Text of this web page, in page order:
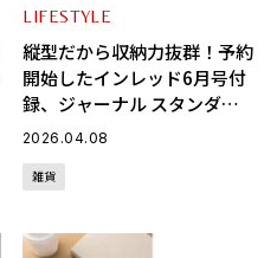
LIFESTYLE
縦型だから収納力抜群！予約
開始したインレッド6月号付
録、ジャーナル スタンダー
ド レリュームのポーチが超
2026.04.08
雑貨